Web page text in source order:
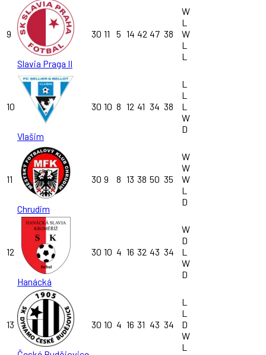
9
Slavia Praga II
30 11 5 14 42 47 38
W
L
W
L
L
10
Vlašim
30 10 8 12 41 34 38
L
L
L
W
D
11
Chrudim
30 9 8 13 38 50 35
W
W
W
L
D
12
Hanácká
30 10 4 16 32 43 34
W
D
L
W
D
13 30 10 4 16 31 43 34
L
L
D
W
L